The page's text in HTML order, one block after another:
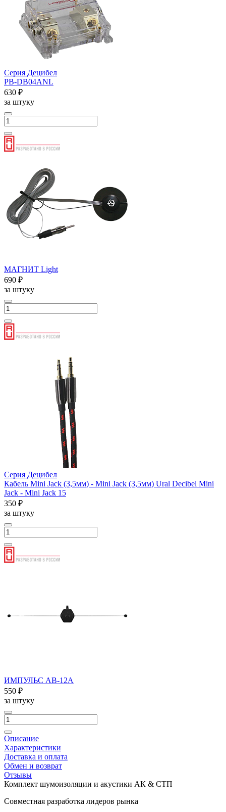
Серия Децибел
PB-DB04ANL
630 ₽
за штуку
МАГНИТ Light
690 ₽
за штуку
Серия Децибел
Кабель Mini Jack (3,5мм) - Mini Jack (3,5мм) Ural Decibel Mini
Jack - Mini Jack 15
350 ₽
за штуку
ИМПУЛЬС AВ-12A
550 ₽
за штуку
Описание
Характеристики
Доставка и оплата
Обмен и возврат
Отзывы
Комплект шумоизоляции и акустики АК & СТП
Совместная разработка лидеров рынка